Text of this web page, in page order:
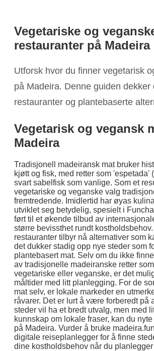
Vegetariske og
restauranter på Madeira
Utforsk hvor du finner vegetarisk
på Madeira. Denne guiden dekker
restauranter og plantebaserte
Vegetarisk og vegansk
Madeira
Tradisjonell madeiransk mat bruker
kjøtt og fisk, med retter som 'espetada'
svart sabelfisk som vanlige. Som et
vegetariske og veganske valg
fremtredende. Imidlertid har øyas
utviklet seg betydelig, spesielt i
ført til et økende tilbud av
større bevissthet rundt
restauranter tilbyr nå alternativer som
det dukker stadig opp nye steder som
plantebasert mat. Selv om du ikke
av tradisjonelle madeiranske retter
vegetariske eller veganske, er det
måltider med litt planlegging. For de
mat selv, er lokale markeder en
råvarer. Det er lurt å være forberedt på
steder vil ha et bredt utvalg, men med
kunnskap om lokale fraser, kan du
på Madeira. Vurder å bruke
digitale reiseplanlegger for å finne
dine kostholdsbehov når du